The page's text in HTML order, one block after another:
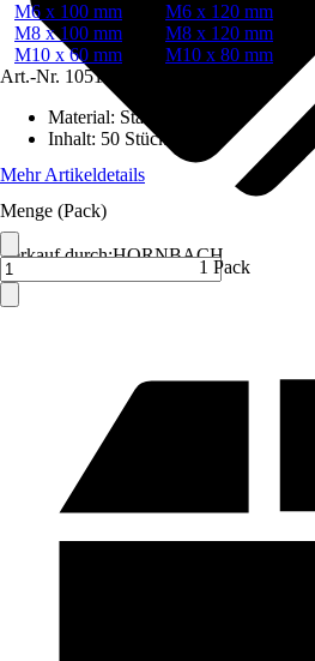
Verkauf durch:HORNBACH
M6 x 100 mm
M6 x 120 mm
M8 x 100 mm
M8 x 120 mm
M10 x 60 mm
M10 x 80 mm
Art.-Nr. 10510175
Material: Stahl
Inhalt: 50 Stück
Mehr Artikeldetails
Menge (Pack)
1 Pack